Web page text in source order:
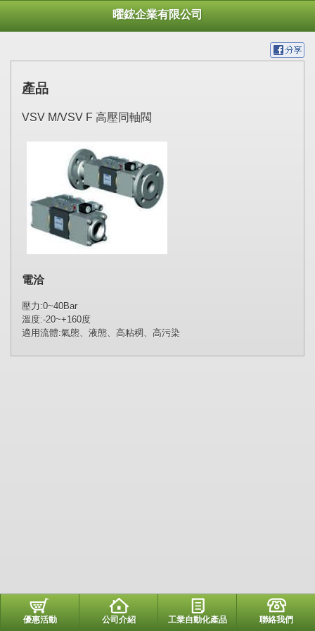
曜鋐企業有限公司
產品
VSV M/VSV F 高壓同軸閥
電洽
壓力:0~40Bar
溫度:-20~+160度
適用流體:氣態、液態、高粘稠、高污染
優惠活動 公司介紹 工業自動化產品 聯絡我們